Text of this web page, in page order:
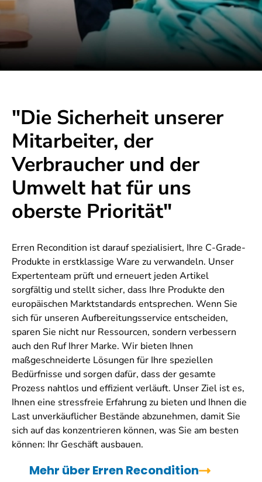
"Die Sicherheit unserer
Mitarbeiter, der
Verbraucher und der
Umwelt hat für uns
oberste Priorität"
Erren Recondition ist darauf spezialisiert, Ihre C-Grade-
Produkte in erstklassige Ware zu verwandeln. Unser
Expertenteam prüft und erneuert jeden Artikel
sorgfältig und stellt sicher, dass Ihre Produkte den
europäischen Marktstandards entsprechen. Wenn Sie
sich für unseren Aufbereitungsservice entscheiden,
sparen Sie nicht nur Ressourcen, sondern verbessern
auch den Ruf Ihrer Marke. Wir bieten Ihnen
maßgeschneiderte Lösungen für Ihre speziellen
Bedürfnisse und sorgen dafür, dass der gesamte
Prozess nahtlos und effizient verläuft. Unser Ziel ist es,
Ihnen eine stressfreie Erfahrung zu bieten und Ihnen die
Last unverkäuflicher Bestände abzunehmen, damit Sie
sich auf das konzentrieren können, was Sie am besten
können: Ihr Geschäft ausbauen.
Mehr über Erren Recondition